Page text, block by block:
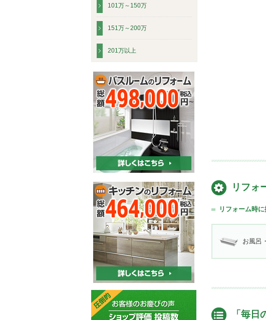
リフォ
リフォーム時
お風呂
「毎
101万～150万
151万～200万
201万以上